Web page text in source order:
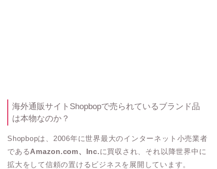
海外通販サイトShopbopで売られているブランド品
は本物なのか？
Shopbopは、2006年に世界最大のインターネット小売業者
であるAmazon.com、Inc.に買収され、それ以降世界中に
拡大をして信頼の置けるビジネスを展開しています。